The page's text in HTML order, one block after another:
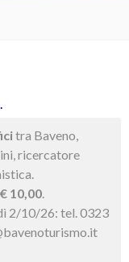
.
tra Baveno,
ricercatore
€ 10,00.
2/10/26: tel. 0323